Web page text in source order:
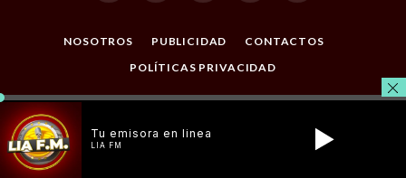
NOSOTROS PUBLICIDAD
CONTACTOS
POLÍTICAS PRIVACIDAD
© 2026 Todos los Derechos Reservados. Desarrollado por
Masterclic.Net.
Tu emisora en linea
LIA FM